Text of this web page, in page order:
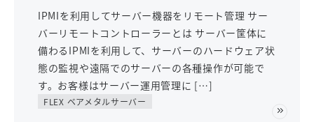
IPMIを利用してサーバー機器をリモート管理 サー
バーリモートコントローラーとは サーバー筐体に
備わるIPMIを利用して、サーバーのハードウェア状
態の監視や遠隔でのサーバーの各種操作が可能で
す。お客様はサーバー運用管理に […]
FLEX ベアメタルサーバー